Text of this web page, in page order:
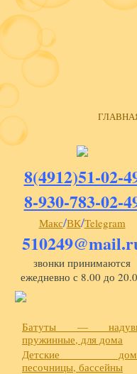
8(4912)51-02-
8-930-783-02-
Макс/ВК/Telegram
звонки принимаются
ежедневно с 8.00 до
Батуты —
пружинные, для дома
Детские
песочницы, бассейны